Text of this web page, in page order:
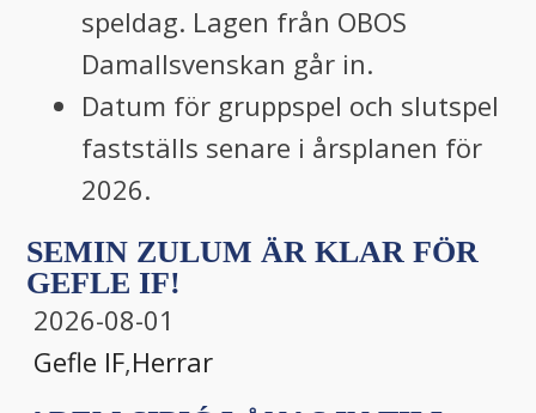
speldag. Lagen från OBOS
Damallsvenskan går in.
Datum för gruppspel och slutspel
fastställs senare i årsplanen för
2026.
SEMIN ZULUM ÄR KLAR FÖR
GEFLE IF!
2026-08-01
Gefle IF,Herrar